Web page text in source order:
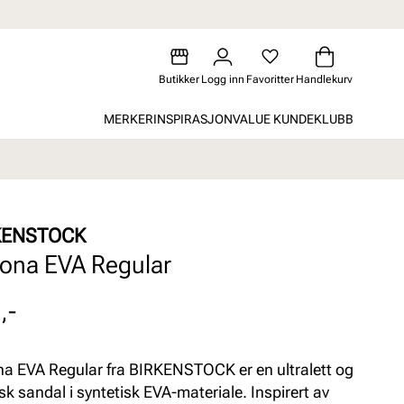
Butikker Logg inn Favoritter Handlekurv
MERKERINSPIRASJONVALUE KUNDEKLUBB
EVA Regular
EVA Regular fra BIRKENSTOCK er en ultralett og
sandal i syntetisk EVA-materiale. Inspirert av